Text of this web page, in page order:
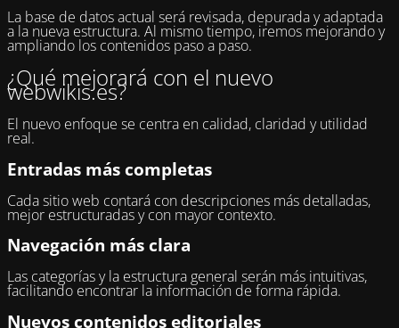
La base de datos actual será revisada, depurada y adaptada
a la nueva estructura. Al mismo tiempo, iremos mejorando y
ampliando los contenidos paso a paso.
¿Qué mejorará con el nuevo
webwikis.es?
El nuevo enfoque se centra en calidad, claridad y utilidad
real.
Entradas más completas
Cada sitio web contará con descripciones más detalladas,
mejor estructuradas y con mayor contexto.
Navegación más clara
Las categorías y la estructura general serán más intuitivas,
facilitando encontrar la información de forma rápida.
Nuevos contenidos editoriales